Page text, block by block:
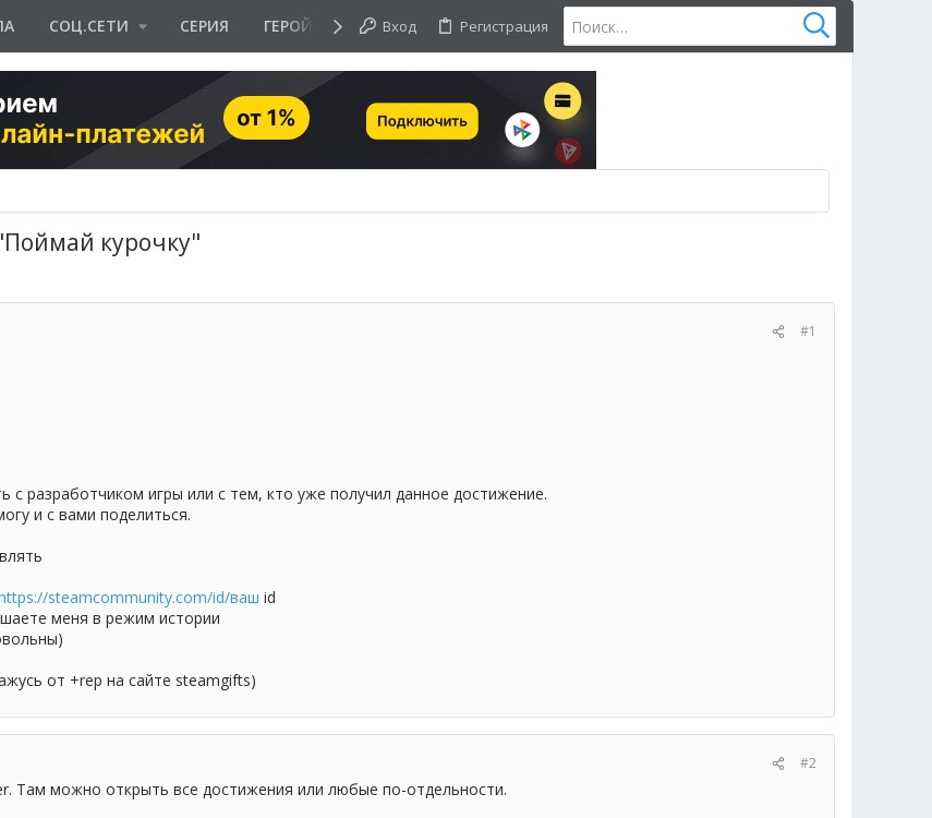
СОЦ.СЕТИ СЕРИЯ ГЕРОЙ ДНЯ Вход Регистрация
курочку"
#1
с разработчиком игры или с тем, кто уже получил данное достижение.
и с вами поделиться.
steamcommunity.com/id/ваш id
меня в режим истории
от +rep на сайте steamgifts)
#2
Там можно открыть все достижения или любые по-отдельности.